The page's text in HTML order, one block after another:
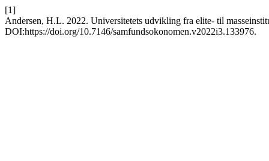
[1]
Andersen, H.L. 2022. Universitetets udvikling fra elite- til
DOI:https://doi.org/10.7146/samfundsokonomen.v2022i3.133976.